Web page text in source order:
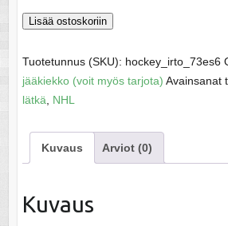
Provorov,
-
NHL
2016-
määrä
Lisää ostoskoriin
Tuotetunnus (SKU): hockey_irto_73es6
jääkiekko (voit myös tarjota) Avainsanat
lätkä, NHL
Kuvaus Arviot (0)
Kuvaus